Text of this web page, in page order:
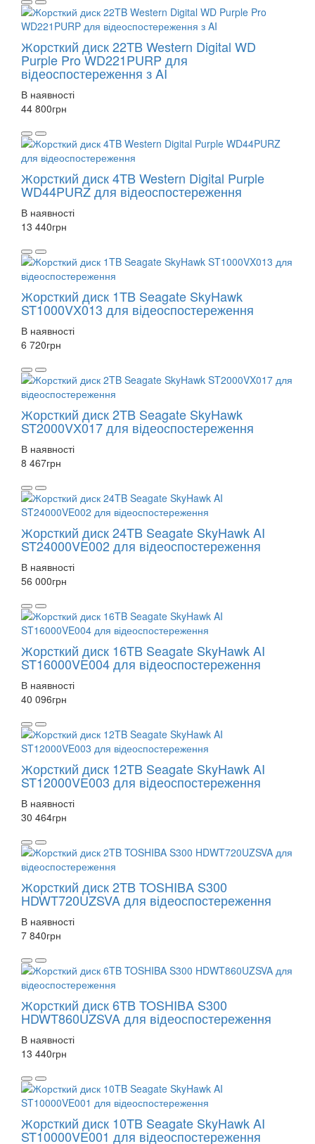
Жорсткий диск 22TB Western Digital WD
Purple Pro WD221PURP для
відеоспостереження з AI
В наявності
44 800грн
Жорсткий диск 4TB Western Digital Purple
WD44PURZ для відеоспостереження
В наявності
13 440грн
Жорсткий диск 1TB Seagate SkyHawk
ST1000VX013 для відеоспостереження
В наявності
6 720грн
Жорсткий диск 2TB Seagate SkyHawk
ST2000VX017 для відеоспостереження
В наявності
8 467грн
Жорсткий диск 24TB Seagate SkyHawk AI
ST24000VE002 для відеоспостереження
В наявності
56 000грн
Жорсткий диск 16TB Seagate SkyHawk AI
ST16000VE004 для відеоспостереження
В наявності
40 096грн
Жорсткий диск 12TB Seagate SkyHawk AI
ST12000VE003 для відеоспостереження
В наявності
30 464грн
Жорсткий диск 2TB TOSHIBA S300
HDWT720UZSVA для відеоспостереження
В наявності
7 840грн
Жорсткий диск 6TB TOSHIBA S300
HDWT860UZSVA для відеоспостереження
В наявності
13 440грн
Жорсткий диск 10TB Seagate SkyHawk AI
ST10000VE001 для відеоспостереження